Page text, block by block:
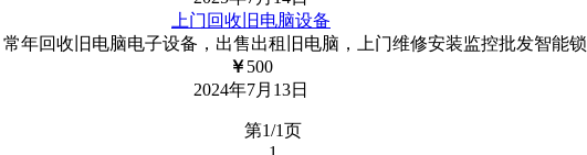
上门回收旧电脑设备
常年回收旧电脑电子设备，出售出租旧电脑，上门维修安装监控批发智能锁
￥500
2024年7月13日
第1/1页